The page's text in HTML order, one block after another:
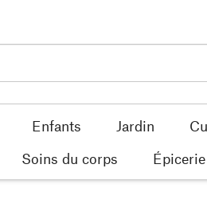
Enfants Jardin
Soins du corps